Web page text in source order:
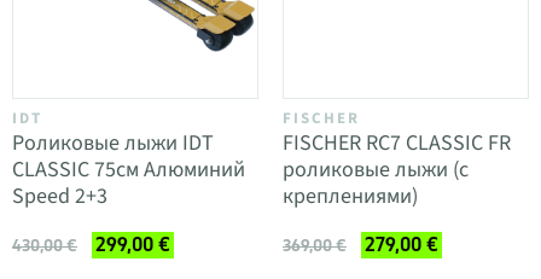
IDT
Роликовые лыжи IDT
CLASSIC 75см Алюминий
Speed 2+3
430,00 € 299,00 €
FISCHER
FISCHER RC7 CLASSIC FR
роликовые лыжи (с
креплениями)
369,00 € 279,00 €